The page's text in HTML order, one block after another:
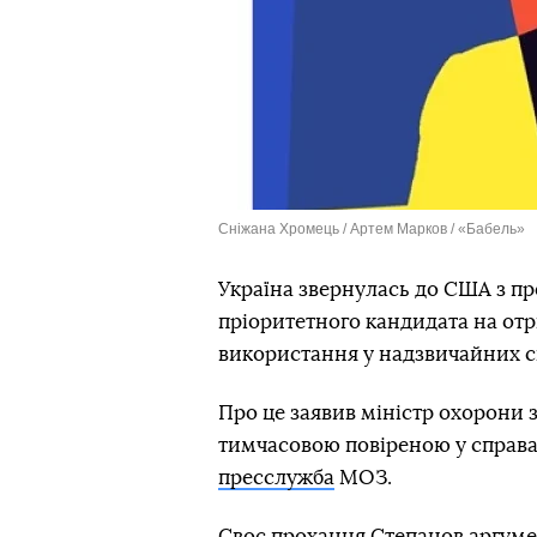
Сніжана Хромець / Артем Марков / «Бабель»
Україна звернулась до США з
пріоритетного кандидата на
використання у надзвичайних
Про це заявив міністр охорони
тимчасовою повіреною у
пресслужба МОЗ.